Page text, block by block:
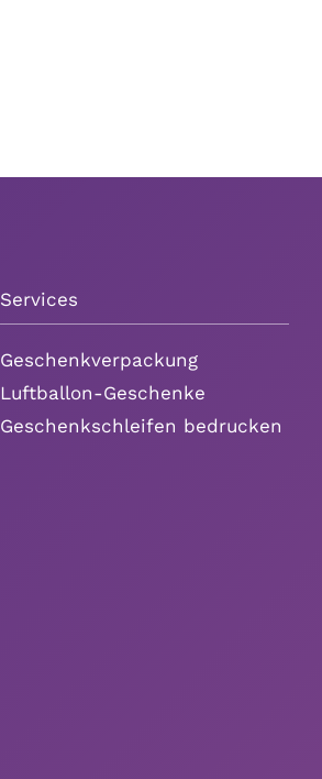
Services
Geschenkverpackung
Luftballon-Geschenke
Geschenkschleifen bedrucken